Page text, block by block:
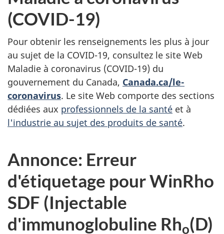
(COVID-19)
Pour obtenir les renseignements les plus à jour
au sujet de la COVID-19, consultez le site Web
Maladie à coronavirus (COVID-19) du
gouvernement du Canada, Canada.ca/le-
coronavirus. Le site Web comporte des sections
dédiées aux professionnels de la santé et à
l'industrie au sujet des produits de santé.
Annonce: Erreur
d'étiquetage pour WinRho
SDF (Injectable
d'immunoglobuline Rho(D)